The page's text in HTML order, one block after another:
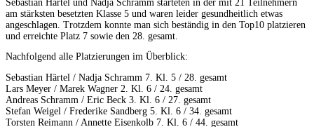
Sebastian Härtel und Nadja Schramm starteten in der mit 21 Teilnehmern
am stärksten besetzten Klasse 5 und waren leider gesundheitlich etwas
angeschlagen. Trotzdem konnte man sich beständig in den Top10 platzieren
und erreichte Platz 7 sowie den 28. gesamt.
Nachfolgend alle Platzierungen im Überblick:
Sebastian Härtel / Nadja Schramm 7. Kl. 5 / 28. gesamt
Lars Meyer / Marek Wagner 2. Kl. 6 / 24. gesamt
Andreas Schramm / Eric Beck 3. Kl. 6 / 27. gesamt
Stefan Weigel / Frederike Sandberg 5. Kl. 6 / 34. gesamt
Torsten Reimann / Annette Eisenkolb 7. Kl. 6 / 44. gesamt